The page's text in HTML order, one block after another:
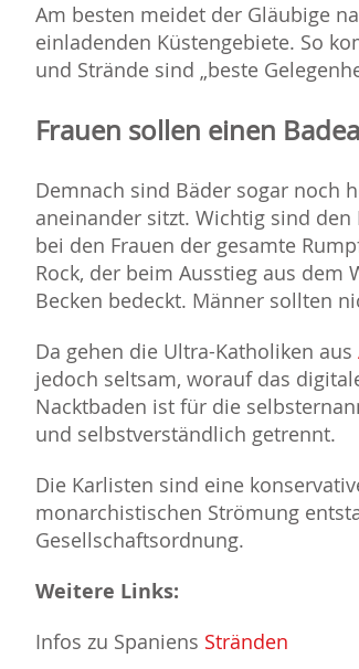
Am besten meidet der Gläubige
einladenden Küstengebiete. So
und Strände sind „beste
Frauen sollen einen
Demnach sind Bäder sogar noch
aneinander sitzt. Wichtig sind
bei den Frauen der gesamte
Rock, der beim Ausstieg aus dem
Becken bedeckt. Männer sollten
Da gehen die Ultra-Katholiken aus
jedoch seltsam, worauf das
Nacktbaden ist für die
und selbstverständlich getrennt.
Die Karlisten sind eine
monarchistischen Strömung
Gesellschaftsordnung.
Weitere Links:
Infos zu Spaniens Stränden